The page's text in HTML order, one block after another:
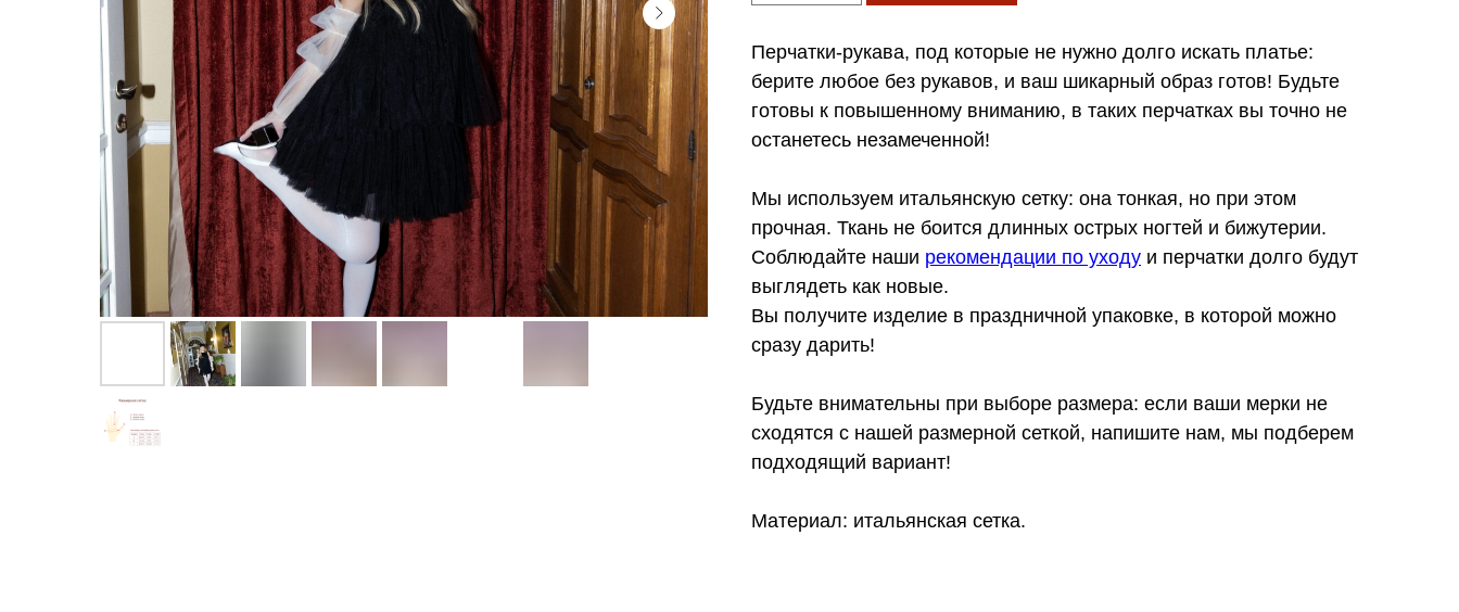
Перчатки-рукава, под которые не нужно долго искать платье:
берите любое без рукавов, и ваш шикарный образ готов! Будьте
готовы к повышенному вниманию, в таких перчатках вы точно не
останетесь незамеченной!
Мы используем итальянскую сетку: она тонкая, но при этом
прочная. Ткань не боится длинных острых ногтей и бижутерии.
Соблюдайте наши рекомендации по уходу и перчатки долго будут
выглядеть как новые.
Вы получите изделие в праздничной упаковке, в которой можно
сразу дарить!
Будьте внимательны при выборе размера: если ваши мерки не
сходятся с нашей размерной сеткой, напишите нам, мы подберем
подходящий вариант!
Материал: итальянская сетка.